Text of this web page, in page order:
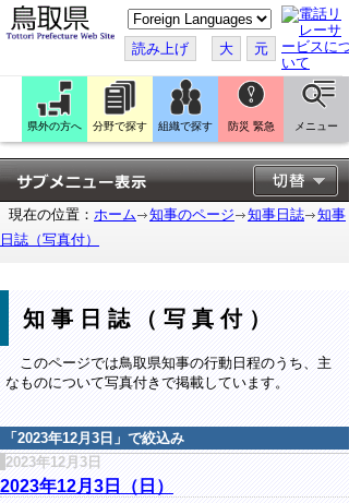
こ
の
ペ
ー
ジ
翻
訳
す
る
読み上げ 大 元
県外の方へ 分野で探す 組織で探す 防災 緊急 メニュー
現在の位置： ホーム 知事のページ 知事日誌
知事
日誌（写真付）
知事日誌（写真付）
このページでは鳥取県知事の行動日程のうち、主
なものについて写真付きで掲載しています。
「 2023年12月3日 」で絞込み
2023年12月3日
2023年12月3日（日）